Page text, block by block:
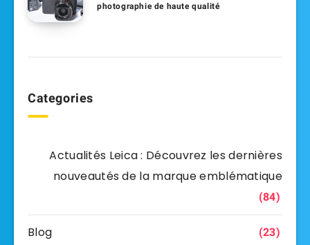
photographie de haute qualité
Categories
Actualités Leica : Découvrez les dernières
nouveautés de la marque emblématique
(84)
Blog (23)